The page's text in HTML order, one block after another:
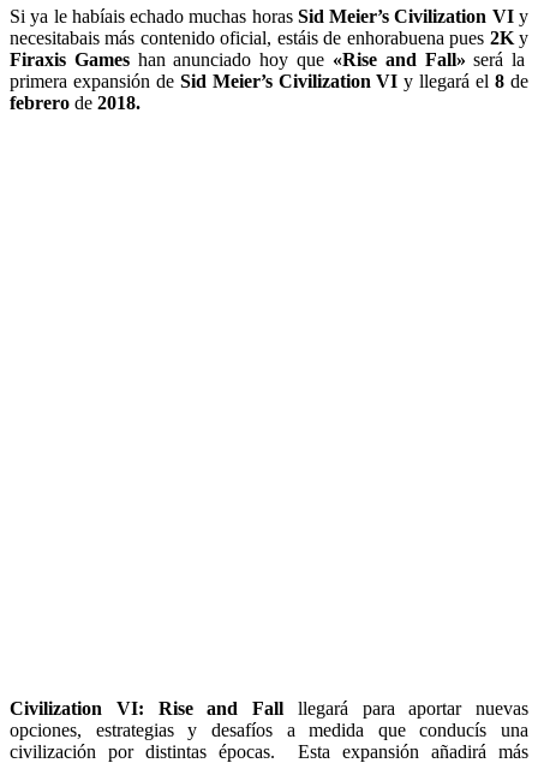
Si ya le habíais echado muchas horas Sid Meier’s Civilization VIy
necesitabais más contenido oficial, estáis de enhorabuena pues 2Ky
Firaxis Gameshan anunciado hoy que «Rise and Fall» será la
primera expansión de Sid Meier’s Civilization VI y llegará el8de
febrero de 2018.
Civilization VI: Rise and Fall llegará para aportar nuevas
opciones, estrategias y desafíos a medida que conducís una
civilización por distintas épocas. Esta expansión añadirá más